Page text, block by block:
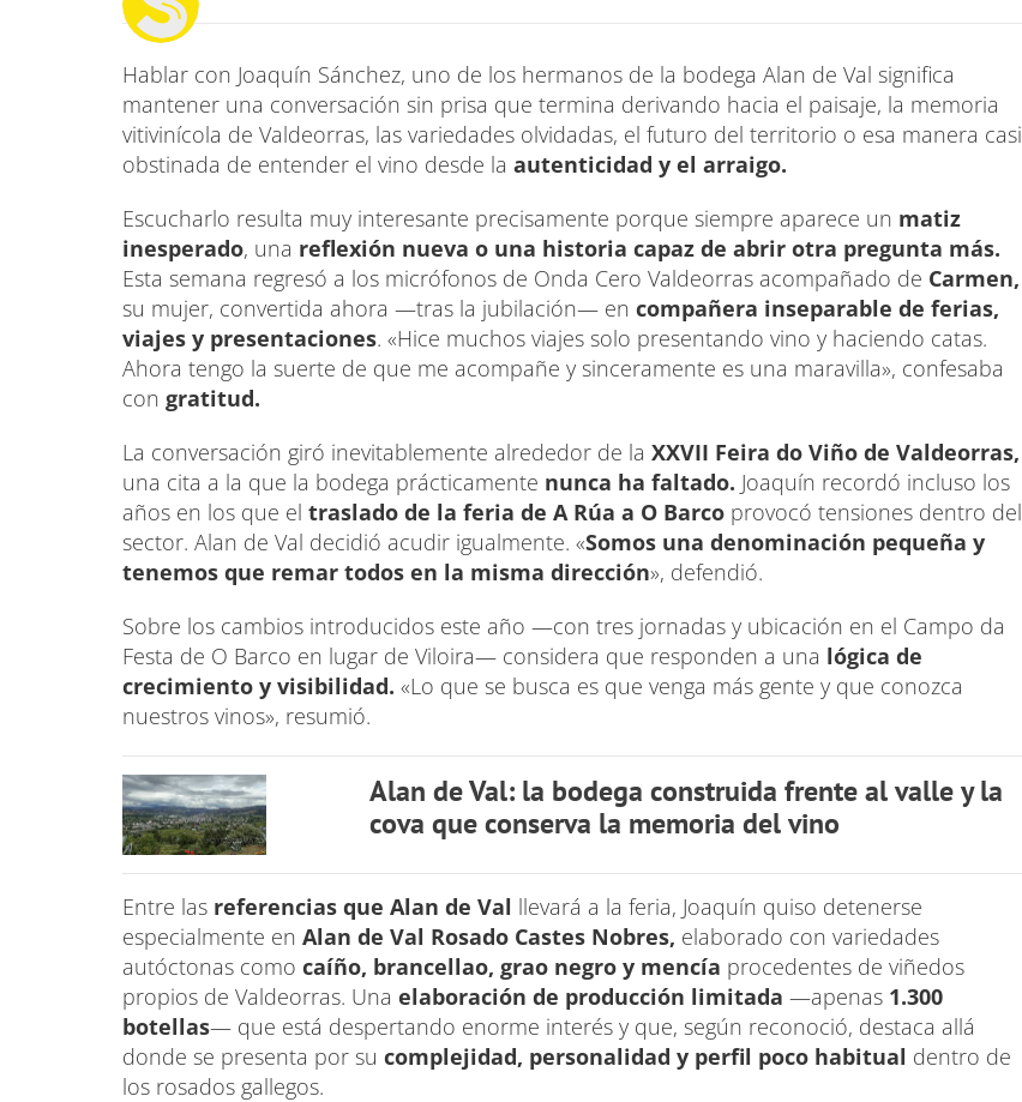
Hablar con Joaquín Sánchez, uno de los hermanos de la bodega Alan de Val significa
mantener una conversación sin prisa que termina derivando hacia el paisaje, la memoria
vitivinícola de Valdeorras, las variedades olvidadas, el futuro del territorio o esa manera casi
obstinada de entender el vino desde la autenticidad y el arraigo.
Escucharlo resulta muy interesante precisamente porque siempre aparece un matiz
inesperado, una reflexión nueva o una historia capaz de abrir otra pregunta más.
Esta semana regresó a los micrófonos de Onda Cero Valdeorras acompañado de Carmen,
su mujer, convertida ahora —tras la jubilación— en compañera inseparable de ferias,
viajes y presentaciones. «Hice muchos viajes solo presentando vino y haciendo catas.
Ahora tengo la suerte de que me acompañe y sinceramente es una maravilla», confesaba
con gratitud.
La conversación giró inevitablemente alrededor de la XXVII Feira do Viño de Valdeorras,
una cita a la que la bodega prácticamente nunca ha faltado. Joaquín recordó incluso los
años en los que el traslado de la feria de A Rúa a O Barco provocó tensiones dentro del
sector. Alan de Val decidió acudir igualmente. «Somos una denominación pequeña y
tenemos que remar todos en la misma dirección», defendió.
Sobre los cambios introducidos este año —con tres jornadas y ubicación en el Campo da
Festa de O Barco en lugar de Viloira— considera que responden a una lógica de
crecimiento y visibilidad. «Lo que se busca es que venga más gente y que conozca
nuestros vinos», resumió.
Alan de Val: la bodega construida frente al valle y la
cova que conserva la memoria del vino
Entre las referencias que Alan de Val llevará a la feria, Joaquín quiso detenerse
especialmente en Alan de Val Rosado Castes Nobres, elaborado con variedades
autóctonas como caíño, brancellao, grao negro y mencía procedentes de viñedos
propios de Valdeorras. Una elaboración de producción limitada —apenas 1.300
botellas— que está despertando enorme interés y que, según reconoció, destaca allá
donde se presenta por su complejidad, personalidad y perfil poco habitual dentro de
los rosados gallegos.